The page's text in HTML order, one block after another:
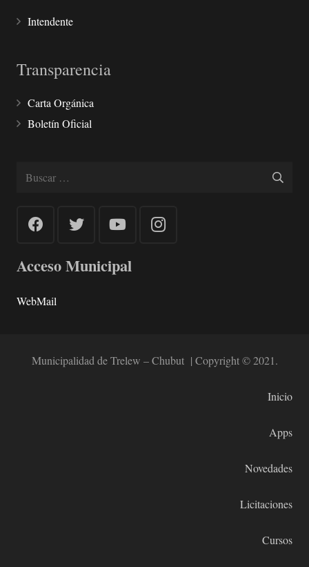
Intendente
Transparencia
Carta Orgánica
Boletín Oficial
Buscar:
Acceso Municipal
WebMail
Municipalidad de Trelew – Chubut | Copyright © 2021.
Inicio
Apps
Novedades
Licitaciones
Cursos